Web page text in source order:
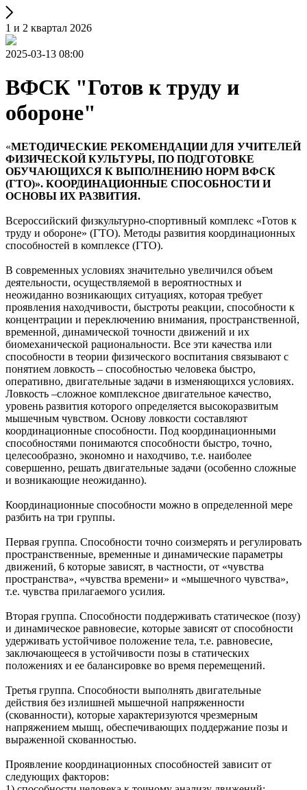
1 и 2 квартал 2026
2025-03-13 08:00
ВФСК "Готов к труду и
обороне"
«МЕТОДИЧЕСКИЕ РЕКОМЕНДАЦИИ ДЛЯ УЧИТЕЛЕЙ
ФИЗИЧЕСКОЙ КУЛЬТУРЫ, ПО ПОДГОТОВКЕ
ОБУЧАЮЩИХСЯ К ВЫПОЛНЕНИЮ НОРМ ВФСК
(ГТО)». КООРДИНАЦИОННЫЕ СПОСОБНОСТИ И
ОСНОВЫ ИХ РАЗВИТИЯ.
Всероссийский физкультурно-спортивный комплекс «Готов к
труду и обороне» (ГТО). Методы развития координационных
способностей в комплексе (ГТО).
В современных условиях значительно увеличился объем
деятельности, осуществляемой в вероятностных и
неожиданно возникающих ситуациях, которая требует
проявления находчивости, быстроты реакции, способности к
концентрации и переключению внимания, пространственной,
временной, динамической точности движений и их
биомеханической рациональности. Все эти качества или
способности в теории физического воспитания связывают с
понятием ловкость – способностью человека быстро,
оперативно, двигательные задачи в изменяющихся условиях.
Ловкость –сложное комплексное двигательное качество,
уровень развития которого определяется высокоразвитым
мышечным чувством. Основу ловкости составляют
координационные способности. Под координационными
способностями понимаются способности быстро, точно,
целесообразно, экономно и находчиво, т.е. наиболее
совершенно, решать двигательные задачи (особенно сложные
и возникающие неожиданно).
Координационные способности можно в определенной мере
разбить на три группы.
Первая группа. Способности точно соизмерять и регулировать
пространственные, временные и динамические параметры
движений, 6 которые зависят, в частности, от «чувства
пространства», «чувства времени» и «мышечного чувства»,
т.е. чувства прилагаемого усилия.
Вторая группа. Способности поддерживать статическое (позу)
и динамическое равновесие, которые зависят от способности
удерживать устойчивое положение тела, т.е. равновесие,
заключающееся в устойчивости позы в статических
положениях и ее балансировке во время перемещений.
Третья группа. Способности выполнять двигательные
действия без излишней мышечной напряженности
(скованности), которые характеризуются чрезмерным
напряжением мышц, обеспечивающих поддержание позы и
выраженной скованностью.
Проявление координационных способностей зависит от
следующих факторов: